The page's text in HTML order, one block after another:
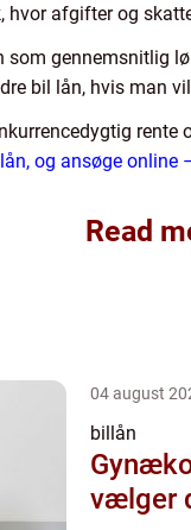
afgifter og
gennemsnitlig
bil lån, hvis man
rente
og ansøge
Read
04 august
billån
vælger